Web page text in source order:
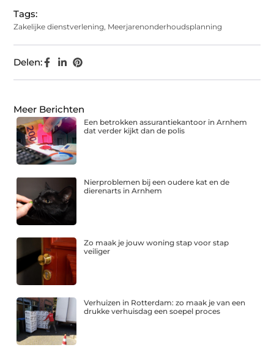
Tags:
Zakelijke dienstverlening, Meerjarenonderhoudsplanning
Delen:
Meer Berichten
Een betrokken assurantiekantoor in Arnhem
dat verder kijkt dan de polis
Nierproblemen bij een oudere kat en de
dierenarts in Arnhem
Zo maak je jouw woning stap voor stap
veiliger
Verhuizen in Rotterdam: zo maak je van een
drukke verhuisdag een soepel proces